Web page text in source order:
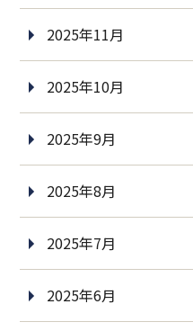
2025年11月
2025年10月
2025年9月
2025年8月
2025年7月
2025年6月